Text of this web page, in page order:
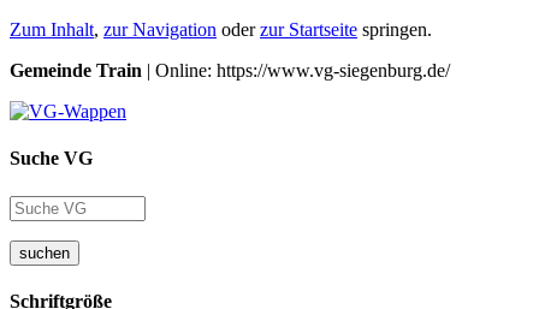
Zum Inhalt, zur Navigation oderzur Startseite springen.
Gemeinde Train | Online: https://www.vg-siegenburg.de/
Suche VG
suchen
Schriftgröße